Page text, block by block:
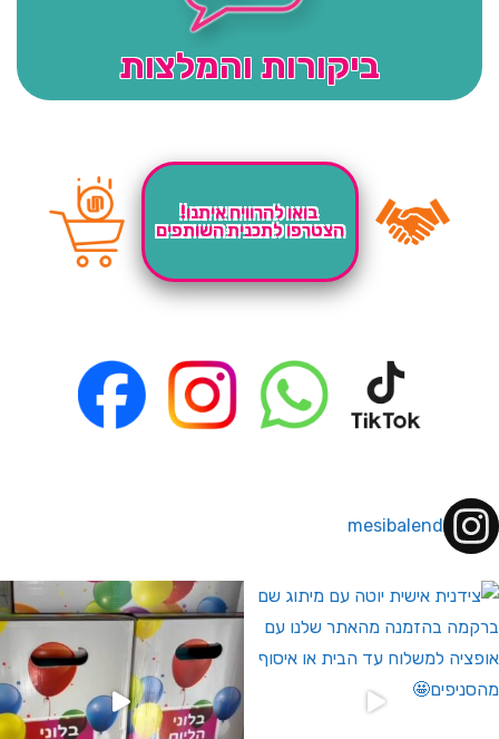
ביקורות והמלצות
בואו להרוויח איתנו!
הצטרפו לתכנית השותפים
mesibalend
לחברי מועדון ומצטרפים חדשים🤍